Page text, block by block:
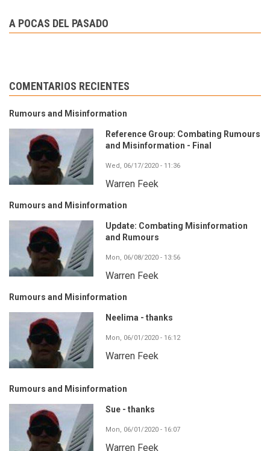
A POCAS DEL PASADO
COMENTARIOS RECIENTES
Rumours and Misinformation
Reference Group: Combating Rumours
and Misinformation - Final
Wed, 06/17/2020 - 11:36
Warren Feek
Rumours and Misinformation
Update: Combating Misinformation
and Rumours
Mon, 06/08/2020 - 13:56
Warren Feek
Rumours and Misinformation
Neelima - thanks
Mon, 06/01/2020 - 16:12
Warren Feek
Rumours and Misinformation
Sue - thanks
Mon, 06/01/2020 - 16:07
Warren Feek